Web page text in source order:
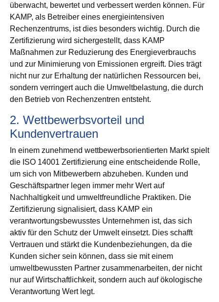
überwacht, bewertet und verbessert werden können. Für
KAMP, als Betreiber eines energieintensiven
Rechenzentrums, ist dies besonders wichtig. Durch die
Zertifizierung wird sichergestellt, dass KAMP
Maßnahmen zur Reduzierung des Energieverbrauchs
und zur Minimierung von Emissionen ergreift. Dies trägt
nicht nur zur Erhaltung der natürlichen Ressourcen bei,
sondern verringert auch die Umweltbelastung, die durch
den Betrieb von Rechenzentren entsteht.
2. Wettbewerbsvorteil und
Kundenvertrauen
In einem zunehmend wettbewerbsorientierten Markt spielt
die ISO 14001 Zertifizierung eine entscheidende Rolle,
um sich von Mitbewerbern abzuheben. Kunden und
Geschäftspartner legen immer mehr Wert auf
Nachhaltigkeit und umweltfreundliche Praktiken. Die
Zertifizierung signalisiert, dass KAMP ein
verantwortungsbewusstes Unternehmen ist, das sich
aktiv für den Schutz der Umwelt einsetzt. Dies schafft
Vertrauen und stärkt die Kundenbeziehungen, da die
Kunden sicher sein können, dass sie mit einem
umweltbewussten Partner zusammenarbeiten, der nicht
nur auf Wirtschaftlichkeit, sondern auch auf ökologische
Verantwortung Wert legt.